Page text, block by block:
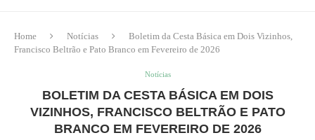
Home Notícias
Boletim da Cesta Básica em Dois Vizinhos,
Francisco Beltrão e Pato Branco em Fevereiro de 2026
Notícias
BOLETIM DA CESTA BÁSICA EM DOIS
VIZINHOS, FRANCISCO BELTRÃO E PATO
BRANCO EM FEVEREIRO DE 2026